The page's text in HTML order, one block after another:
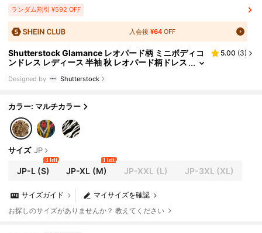
ランダム割引 ¥592 OFF
入会後¥64 OFF
Shutterstock Glamance レオパード柄 ミニボディコ
ンドレス レディース 半袖 秋 レオパード柄ドレス
アニマル柄ドレス オフショルダー ドレス チータ
ー柄ドレス レオパードドレス
5.00 (3)
Designed by Shutterstock
カラー: マルチカラー
サイズ JP
JP-L(S)
3 left
JP-XL (M)
1 left
JP-XXL (L) JP-3XL (XL)
マイサイズを確認
サイズガイド
お探しのサイズがありませんか？ 教えてください